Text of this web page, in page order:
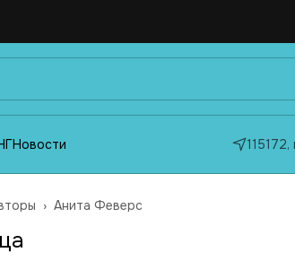
Новости
Анита Феверс
›